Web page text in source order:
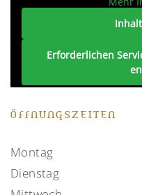
Erforderlichen
ÖFFNUNGSZEITEN
Montag
Dienstag